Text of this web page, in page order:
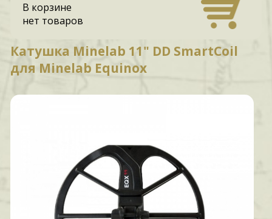
В корзине
нет товаров
Катушка Minelab 11" DD SmartCoil
для Minelab Equinox